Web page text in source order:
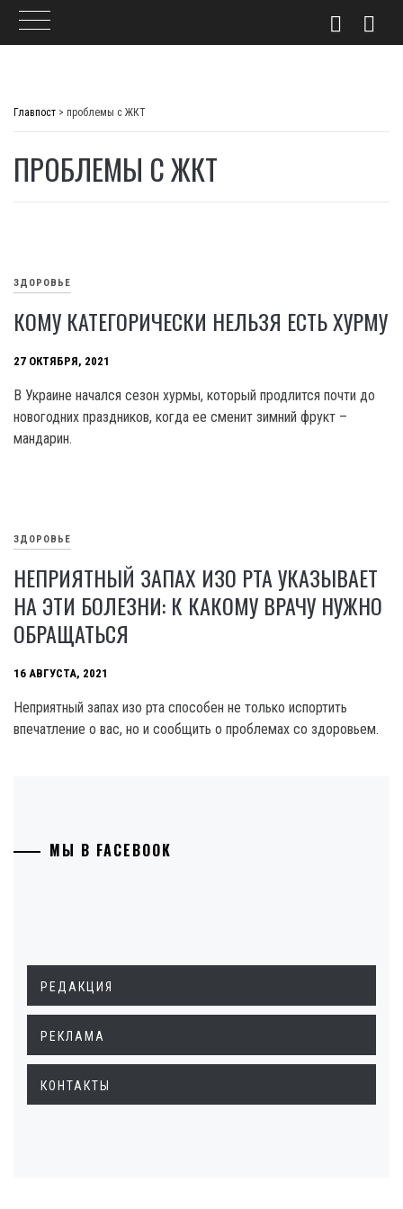
Главпост > проблемы с ЖКТ
ПРОБЛЕМЫ С ЖКТ
ЗДОРОВЬЕ
КОМУ КАТЕГОРИЧЕСКИ НЕЛЬЗЯ ЕСТЬ ХУРМУ
27 ОКТЯБРЯ, 2021
В Украине начался сезон хурмы, который продлится почти до
новогодних праздников, когда ее сменит зимний фрукт –
мандарин.
ЗДОРОВЬЕ
НЕПРИЯТНЫЙ ЗАПАХ ИЗО РТА УКАЗЫВАЕТ
НА ЭТИ БОЛЕЗНИ: К КАКОМУ ВРАЧУ НУЖНО
ОБРАЩАТЬСЯ
16 АВГУСТА, 2021
Неприятный запах изо рта способен не только испортить
впечатление о вас, но и сообщить о проблемах со здоровьем.
МЫ В FACEBOOK
РЕДАКЦИЯ
РЕКЛАМА
КОНТАКТЫ